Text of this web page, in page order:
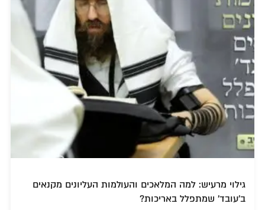
גילוי מרעיש: למה המלאכים והעולמות העליונים מקנאים
ב'עובד' שמתפלל באריכות?